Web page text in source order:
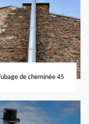
de cheminée 45